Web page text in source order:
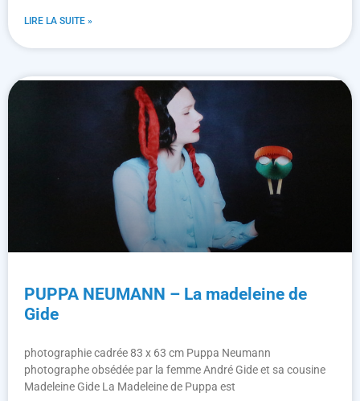
LIRE LA SUITE »
PUPPA NEUMANN – La madeleine de
Gide
photographie cadrée 83 x 63 cm Puppa Neumann
photographe obsédée par la femme André Gide et sa cousine
Madeleine Gide La Madeleine de Puppa est